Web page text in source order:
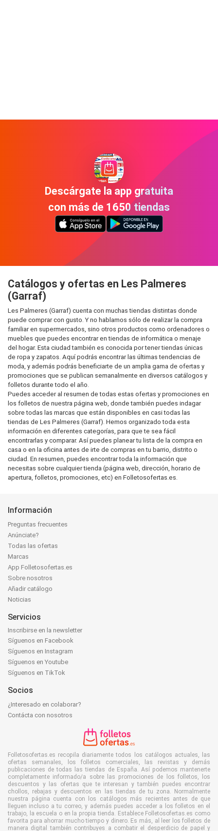
Descárgate la app gratuita
con más de 1650 tiendas
Catálogos y ofertas en Les Palmeres
(Garraf)
Les Palmeres (Garraf) cuenta con muchas tiendas distintas donde
puede comprar con gusto. Y no hablamos sólo de realizar la compra
familiar en supermercados, sino otros productos como ordenadores o
muebles que puedes encontrar en tiendas de informática o menaje
del hogar. Esta ciudad también es conocida por tener tiendas únicas
de ropa y zapatos. Aquí podrás encontrar las últimas tendencias de
moda, y además podrás beneficiarte de un amplia gama de ofertas y
promociones que se publican semanalmente en diversos catálogos y
folletos durante todo el año.
Puedes acceder al resumen de todas estas ofertas y promociones en
los folletos de nuestra página web, donde también puedes indagar
sobre todas las marcas que están disponibles en casi todas las
tiendas de Les Palmeres (Garraf). Hemos organizado toda esta
información en diferentes categorías, para que te sea fácil
encontrarlas y comparar. Así puedes planear tu lista de la compra en
casa o en la oficina antes de irte de compras en tu barrio, distrito o
ciudad. En resumen, puedes encontrar toda la información que
necesitas sobre cualquier tienda (página web, dirección, horario de
apertura, folletos, promociones, etc) en Folletosofertas.es.
Información
Preguntas frecuentes
Anúnciate?
Todas las ofertas
Marcas
App Folletosofertas.es
Sobre nosotros
Añadir catálogo
Noticias
Servicios
Inscribirse en la newsletter
Síguenos en Facebook
Síguenos en Instagram
Síguenos en Youtube
Síguenos en TikTok
Socios
¿Interesado en colaborar?
Contácta con nosotros
Folletosofertas.es recopila diariamente todos los catálogos actuales, las
ofertas semanales, los folletos comerciales, las revistas y demás
publicaciones de todas las tiendas de España. Así podemos mantenerte
completamente informado/a sobre las promociones de los folletos, los
descuentos y las ofertas que te interesan y también puedes encontrar
chollos, rebajas y descuentos en las tiendas de tu zona. Normalmente
nuestra página cuenta con los catálogos más recientes antes de que
lleguen incluso a tu correo, y además puedes acceder a los folletos en el
trabajo, la escuela o en la propia tienda. Establece Folletosofertas.es como
favorita para ahorrar mucho tiempo y dinero. Es más, al leer los folletos de
manera digital también contribuyes a combatir el desperdicio de papel y